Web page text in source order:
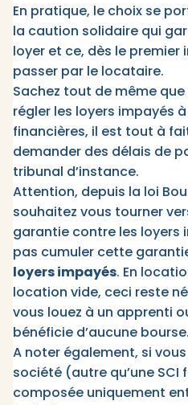
En pratique, le choix se
la caution solidaire qui
loyer et ce, dès le premier
passer par le locataire.
Sachez tout de même
régler les loyers impayés
financières, il est tout à
demander des délais de
tribunal d’instance.
Attention, depuis la loi
souhaitez vous tourner
garantie contre les loyers
pas cumuler cette
loyers impayés. En
location vide, ceci reste
vous louez à un apprenti
bénéficie d’aucune bourse.
A noter également, si
société (autre qu’une
composée uniquement